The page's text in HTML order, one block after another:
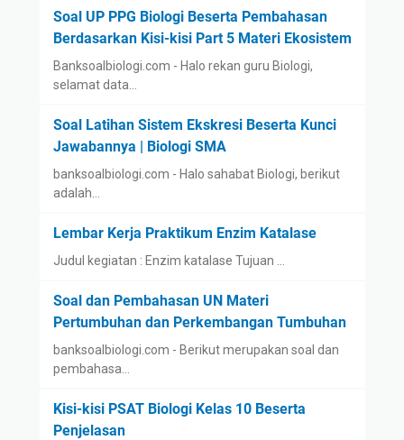
Soal UP PPG Biologi Beserta Pembahasan
Berdasarkan Kisi-kisi Part 5 Materi Ekosistem
Banksoalbiologi.com - Halo rekan guru Biologi,
selamat data…
Soal Latihan Sistem Ekskresi Beserta Kunci
Jawabannya | Biologi SMA
banksoalbiologi.com - Halo sahabat Biologi, berikut
adalah…
Lembar Kerja Praktikum Enzim Katalase
Judul kegiatan : Enzim katalase Tujuan …
Soal dan Pembahasan UN Materi
Pertumbuhan dan Perkembangan Tumbuhan
banksoalbiologi.com - Berikut merupakan soal dan
pembahasa…
Kisi-kisi PSAT Biologi Kelas 10 Beserta
Penjelasan